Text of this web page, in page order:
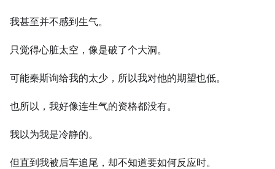
我甚至并不感到生气。
只觉得心脏太空，像是破了个大洞。
可能秦斯询给我的太少，所以我对他的期望也低。
也所以，我好像连生气的资格都没有。
我以为我是冷静的。
但直到我被后车追尾，却不知道要如何反应时。